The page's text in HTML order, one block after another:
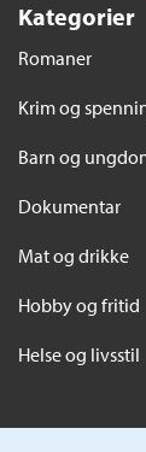
Kategorier
Romaner
Krim og
Barn og
Dokumentar
Mat og drikke
Hobby og fritid
Helse og livsstil